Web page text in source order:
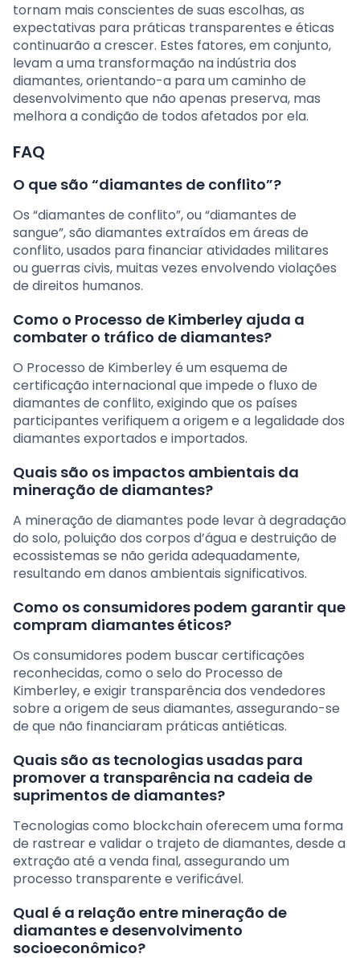
tornam mais conscientes de suas escolhas, as
expectativas para práticas transparentes e éticas
continuarão a crescer. Estes fatores, em conjunto,
levam a uma transformação na indústria dos
diamantes, orientando-a para um caminho de
desenvolvimento que não apenas preserva, mas
melhora a condição de todos afetados por ela.
FAQ
O que são “diamantes de conflito”?
Os “diamantes de conflito”, ou “diamantes de
sangue”, são diamantes extraídos em áreas de
conflito, usados para financiar atividades militares
ou guerras civis, muitas vezes envolvendo violações
de direitos humanos.
Como o Processo de Kimberley ajuda a
combater o tráfico de diamantes?
O Processo de Kimberley é um esquema de
certificação internacional que impede o fluxo de
diamantes de conflito, exigindo que os países
participantes verifiquem a origem e a legalidade dos
diamantes exportados e importados.
Quais são os impactos ambientais da
mineração de diamantes?
A mineração de diamantes pode levar à degradação
do solo, poluição dos corpos d’água e destruição de
ecossistemas se não gerida adequadamente,
resultando em danos ambientais significativos.
Como os consumidores podem garantir que
compram diamantes éticos?
Os consumidores podem buscar certificações
reconhecidas, como o selo do Processo de
Kimberley, e exigir transparência dos vendedores
sobre a origem de seus diamantes, assegurando-se
de que não financiaram práticas antiéticas.
Quais são as tecnologias usadas para
promover a transparência na cadeia de
suprimentos de diamantes?
Tecnologias como blockchain oferecem uma forma
de rastrear e validar o trajeto de diamantes, desde a
extração até a venda final, assegurando um
processo transparente e verificável.
Qual é a relação entre mineração de
diamantes e desenvolvimento
socioeconômico?